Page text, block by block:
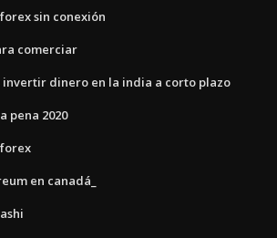
sin conexión
comerciar
invertir dinero en la india a corto plazo
pena 2020
en canadá_